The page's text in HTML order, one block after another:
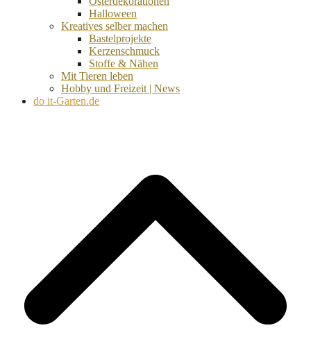
Halloween
Kreatives selber machen
Bastelprojekte
Kerzenschmuck
Stoffe & Nähen
Mit Tieren leben
Hobby und Freizeit | News
do it-Garten.de